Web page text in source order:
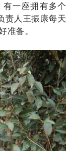
一座拥有多个
责人王振康每天
准备。